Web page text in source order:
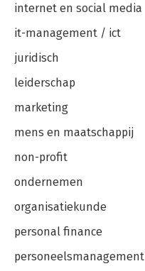
internet en social media
it-management / ict
juridisch
leiderschap
marketing
mens en maatschappij
non-profit
ondernemen
organisatiekunde
personal finance
personeelsmanagement